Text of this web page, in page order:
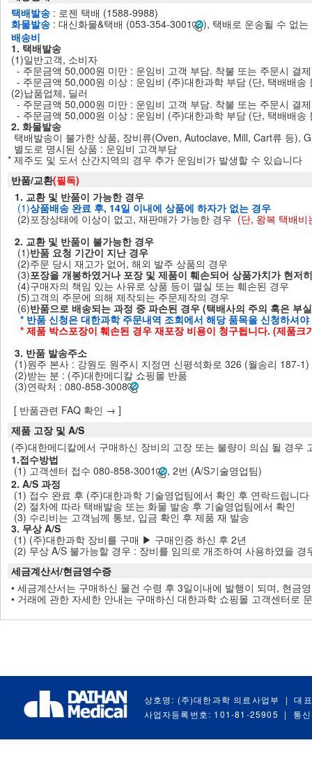
택배발송 : 로젠 택배 (1588-9988)
화물발송 : 대신화물&택배 (053-354-3001
), 택배로 운송될 수 없
배송비
1. 택배발송
(1)일반고객, 소비자
- 주문금액 50,000원 미만 : 운임비 고객 부담. 착불 또는 주문시 결
- 주문금액 50,000원 이상 : 운임비 (주)대한과학 부담 (단, 택배배송
(2)납품업체, 딜러
- 주문금액 50,000원 미만 : 운임비 고객 부담. 착불 또는 주문시 결
- 주문금액 50,000원 이상 : 운임비 (주)대한과학 부담 (단, 택배배송
2. 화물발송
택배발송이 불가한 상품, 장비류(Oven, Autoclave, Mill, Cart류 등),
별도로 명시된 상품 : 운임비 고객부담
* 제주도 및 도서 산간지역의 경우 추가 운임비가 발생할 수 있습니다
반품/교환(필독)
1. 교환 및 반품이 가능한 경우
(1)상품배송 완료 후, 14일 이내에 상품에 하자가 없는 경우
(2)포장상태에 이상이 없고, 재판매가 가능한 경우 (단, 왕복 택배비
2. 교환 및 반품이 불가능한 경우
(1)반품 요청 기간이 지난 경우
(2)주문 당시 재고가 없어, 해외 발주 상품의 경우
(3)포장을 개봉하였거나 포장 및 제품이 훼손되어 상품가치가 현저
(4)구매자의 책임 있는 사유로 상품 등이 멸실 또는 훼손된 경우
(5)고객의 주문에 의해 제작되는 주문제작의 경우
(6)반품으로 배송되는 과정 중 파손된 경우 (택배사의 주의 혹은 부
* 반품 신청은 대한과학 주문내역 조회에서 해당 품목을 신청하셔
* 제품 박스포장이 훼손된 경우 재포장 비용이 청구됩니다. (제품크
3. 반품 발송주소
(1)원주 본사 : 강원도 원주시 지정면 신평석화로 326 (월송리 187-1)
(2)받는 분 : (주)대한메디칼 쇼핑몰 반품
(3)연락처 : 080-858-3008
[ 반품관련 FAQ 확인 → ]
제품 고장 및 A/S
(주)대한메디칼에서 구매하신 장비의 고장 또는 불량이 의심 될 경우
1.접수방법
(1) 고객센터 접수 080-858-3001
, 2번 (A/S기술영업팀)
2. A/S 과정
(1) 접수 완료 후 (주)대한과학 기술영업팀에서 확인 후 연락드립니다
(2) 절차에 따라 택배발송 또는 화물 발송 후 기술영업팀에서 확인
(3) 수리비는 고객님께 통보, 입금 확인 후 제품 재 발송
3. 무상 A/S
(1) (주)대한과학 장비를 구매 ▶ 구매인증 하신 후 2년
(2) 무상 A/S 불가능할 경우 : 장비를 임의로 개조하여 사용하였을 경
세금계산서/현금영수증
• 세금계산서는 구매하신 물건 수령 후 3일이내에 발행이 되며, 현금
• 거래에 관한 자세한 안내는 구매하신 대한과학 쇼핑몰 고객센터로
상호명: (주)대한과학 의료사업부 |
대
사업자등록번호: 101-81-25905
| 통